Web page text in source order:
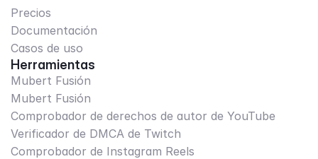
Precios
Documentación
Casos de uso
Herramientas
Mubert Fusión
Mubert Fusión
Comprobador de derechos de autor de YouTube
Verificador de DMCA de Twitch
Comprobador de Instagram Reels